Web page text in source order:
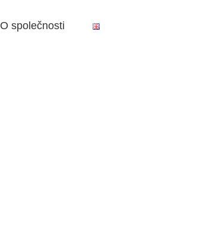
O společnosti